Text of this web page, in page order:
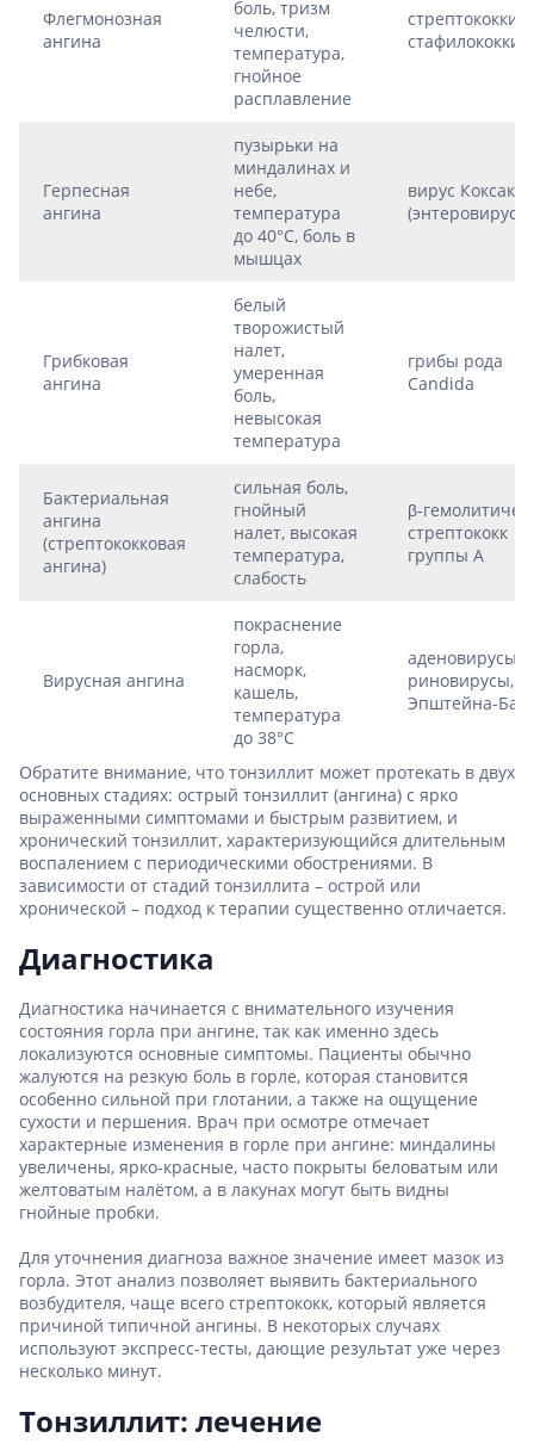
Флегмонозная
ангина
боль, тризм
челюсти,
температура,
гнойное
расплавление
стрептококки,
стафилококки
Герпесная
ангина
пузырьки на
миндалинах и
небе,
температура
до 40°C, боль в
мышцах
вирус Коксаки
(энтеровирусы)
Грибковая
ангина
белый
творожистый
налет,
умеренная
боль,
невысокая
температура
грибы рода
Candida
Бактериальная
ангина
(стрептококковая
ангина)
сильная боль,
гнойный
налет, высокая
температура,
слабость
β-
стрептококк
группы А
Вирусная ангина
покраснение
горла,
насморк,
кашель,
температура
до 38°C
аденовирусы,
риновирусы,
Эпштейна-
Обратите внимание, что тонзиллит может протекать в двух
основных стадиях: острый тонзиллит (ангина) с ярко
выраженными симптомами и быстрым развитием, и
хронический тонзиллит, характеризующийся длительным
воспалением с периодическими обострениями. В
зависимости от стадий тонзиллита – острой или
хронической – подход к терапии существенно отличается.
Диагностика
Диагностика начинается с внимательного изучения
состояния горла при ангине, так как именно здесь
локализуются основные симптомы. Пациенты обычно
жалуются на резкую боль в горле, которая становится
особенно сильной при глотании, а также на ощущение
сухости и першения. Врач при осмотре отмечает
характерные изменения в горле при ангине: миндалины
увеличены, ярко-красные, часто покрыты беловатым или
желтоватым налётом, а в лакунах могут быть видны
гнойные пробки.
Для уточнения диагноза важное значение имеет мазок из
горла. Этот анализ позволяет выявить бактериального
возбудителя, чаще всего стрептококк, который является
причиной типичной ангины. В некоторых случаях
используют экспресс-тесты, дающие результат уже через
несколько минут.
Тонзиллит: лечение